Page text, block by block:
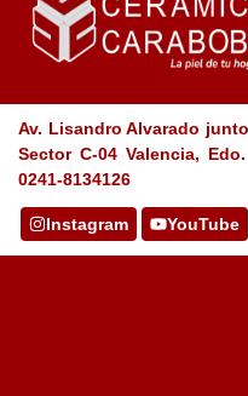
Av. Lisandro Alvarado
Sector C-04 Valencia,
0241-8134126
Instagram YouTube